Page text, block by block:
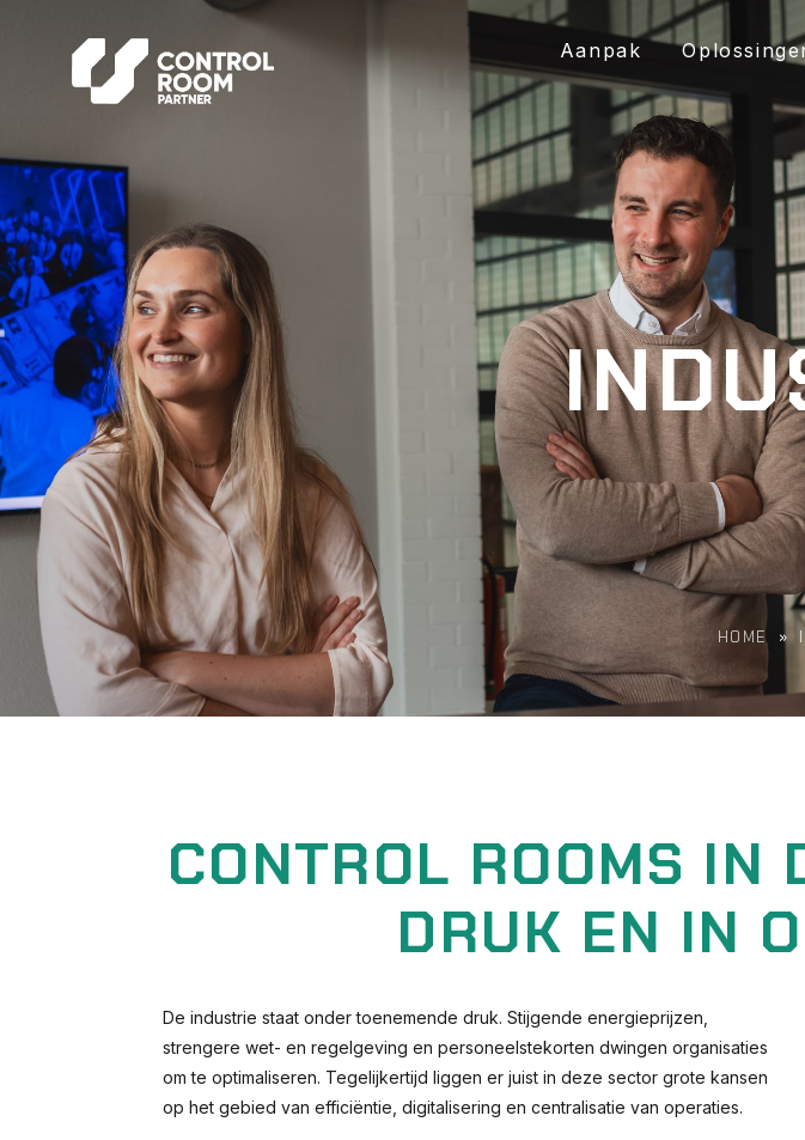
Aanpak
HOME »
CONTROL ROOMS IN
DRUK EN IN
De industrie staat onder toenemende druk. Stijgende energieprijzen,
strengere wet- en regelgeving en personeelstekorten dwingen organisaties
om te optimaliseren. Tegelijkertijd liggen er juist in deze sector grote kansen
op het gebied van efficiëntie, digitalisering en centralisatie van operaties.